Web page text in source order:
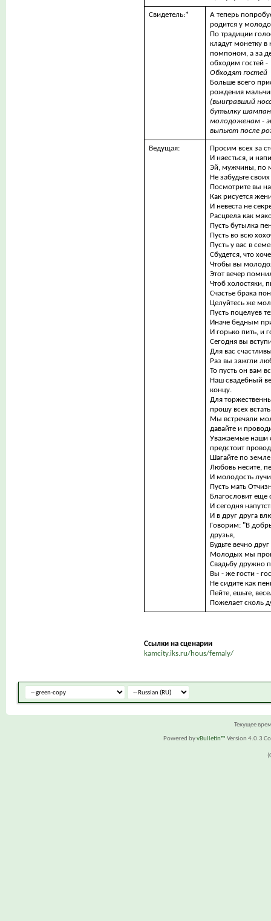
Свидетель:*
А теперь
родится у
По традиции
кладут монетку в
помпоном, а за
обходим гостей -
Обходят гостей
Больше всего
рождения
(выигравший
бутылку
молодоженам -
выпьют после
Ведущая:
Просим всех за
И наесться, и
Эй, мужчины, по
Не забудьте
Посмотрите вы
Как рисуется
И невеста не
Расцвела как
Пусть бутылка
Пусть во всю
Пусть у вас в
Сбудется, что
Чтобы вы
Этот вечер
Чтоб холостяки,
Счастье брака
Целуйтесь же
Пусть поцелуев
Иначе бедным
И горько пить, и
Сегодня вы
Для вас
Раз вы зажгли
То пусть он вам
Наш свадебный
концу.
Для
прошу всех
Мы встречали
давайте и
Уважаемые наши
предстоит
Шагайте по земле
Любовь несите,
И молодость
Пусть мать
Благословит еще
И сегодня
И в друг друга
Говорим: "В
друзья,
Будьте вечно
Молодых мы
Свадьбу дружно
Вы - же гости -
Не сидите как
Пейте, ешьте,
Пожелает сколь
Ссылки на сценарии
kamcity.iks.ru/hous/femaly/
Текущее
Powered byvBulletin™ Version 4.0.3